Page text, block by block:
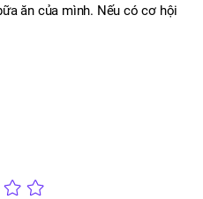
ăn của mình. Nếu có cơ hội